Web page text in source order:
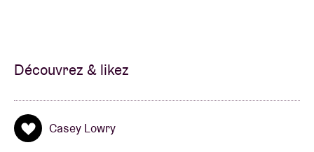
Découvrez & likez
Casey Lowry